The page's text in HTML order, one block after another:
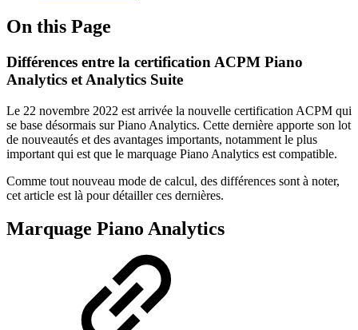
On this Page
Différences entre la certification ACPM Piano
Analytics et Analytics Suite
Le 22 novembre 2022 est arrivée la nouvelle certification ACPM qui
se base désormais sur Piano Analytics. Cette dernière apporte son lot
de nouveautés et des avantages importants, notamment le plus
important qui est que le marquage Piano Analytics est compatible.
Comme tout nouveau mode de calcul, des différences sont à noter,
cet article est là pour détailler ces dernières.
Marquage Piano Analytics